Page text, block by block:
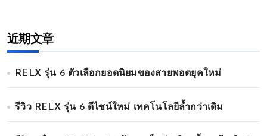
近期文章
RELX รุ่น 6 ตัวเลือกยอดนิยมของสายพอตยุคใหม่
รีวิว RELX รุ่น 6 ดีไซน์ใหม่ เทคโนโลยีล้ำกว่าเดิม